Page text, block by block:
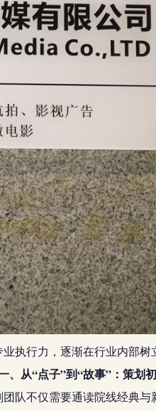
执行力，逐渐在行业内部
、从“点子”到“故事”：策划
队不仅需要通读院线经典